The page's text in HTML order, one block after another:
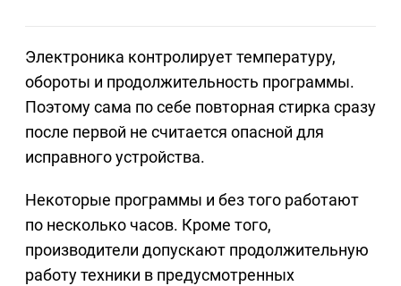
Электроника контролирует температуру,
обороты и продолжительность программы.
Поэтому сама по себе повторная стирка сразу
после первой не считается опасной для
исправного устройства.
Некоторые программы и без того работают
по несколько часов. Кроме того,
производители допускают продолжительную
работу техники в предусмотренных